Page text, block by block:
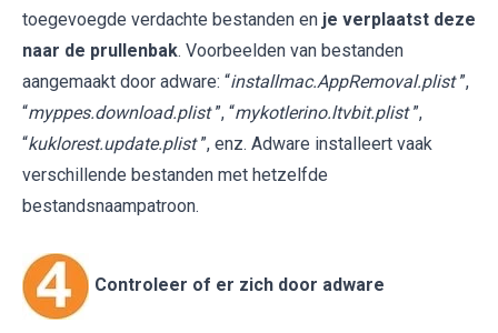
toegevoegde verdachte bestanden en je verplaatst deze
naar de prullenbak. Voorbeelden van bestanden
aangemaakt door adware: “installmac.AppRemoval.plist ”,
“myppes.download.plist ”, “mykotlerino.ltvbit.plist ”,
“kuklorest.update.plist ”, enz. Adware installeert vaak
verschillende bestanden met hetzelfde
bestandsnaampatroon.
Controleer of er zich door adware